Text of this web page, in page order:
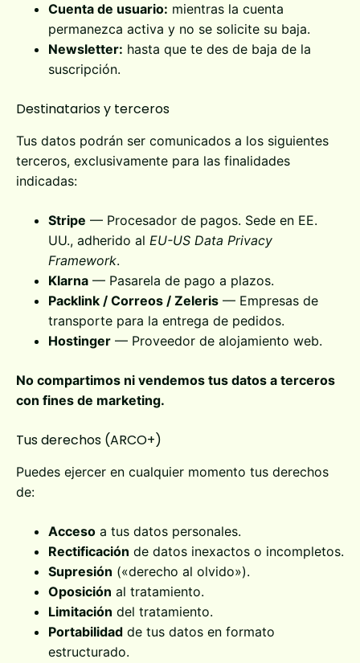
Cuenta de usuario: mientras la cuenta
permanezca activa y no se solicite su baja.
Newsletter: hasta que te des de baja de la
suscripción.
Destinatarios y terceros
Tus datos podrán ser comunicados a los siguientes
terceros, exclusivamente para las finalidades
indicadas:
Stripe — Procesador de pagos. Sede en EE.
UU., adherido al EU-US Data Privacy
Framework.
Klarna — Pasarela de pago a plazos.
Packlink / Correos / Zeleris — Empresas de
transporte para la entrega de pedidos.
Hostinger — Proveedor de alojamiento web.
No compartimos ni vendemos tus datos a terceros
con fines de marketing.
Tus derechos (ARCO+)
Puedes ejercer en cualquier momento tus derechos
de:
Acceso a tus datos personales.
Rectificación de datos inexactos o incompletos.
Supresión («derecho al olvido»).
Oposición al tratamiento.
Limitación del tratamiento.
Portabilidad de tus datos en formato
estructurado.